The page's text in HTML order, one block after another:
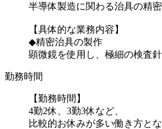
半導体製造に関わる治具の精
【具体的な業務内容】
◆精密治具の製作
顕微鏡を使用し、極細の検査
勤務時間
【勤務時間】
4勤2休、3勤3休など、
比較的お休みが多い働き方とな